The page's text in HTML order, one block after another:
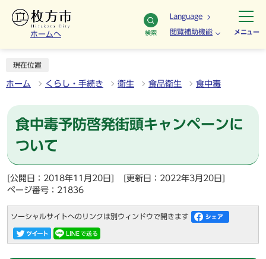
ホームへ 検索
Language
閲覧補助機能 メニュー
現在位置
ホーム くらし・手続き 衛生 食品衛生 食中毒
食中毒予防啓発街頭キャンペーンに
ついて
[公開日：2018年11月20日]
[更新日：2022年3月20日]
ページ番号：21836
ソーシャルサイトへのリンクは別ウィンドウで開きます